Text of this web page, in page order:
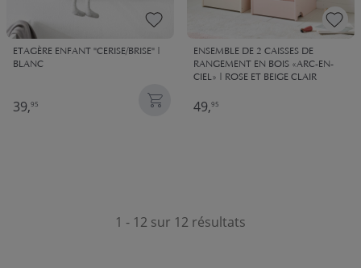
ETAGÈRE ENFANT "CERISE/BRISE" |
BLANC
39,95
ENSEMBLE DE 2 CAISSES DE
RANGEMENT EN BOIS «ARC-EN-
CIEL» | ROSE ET BEIGE CLAIR
49,95
1 - 12 sur 12 résultats